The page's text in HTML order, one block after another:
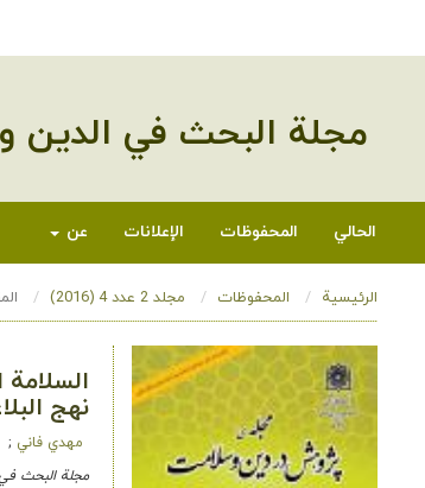
مجلة البحث في الدین
الحالي المحفوظات الإعلانات عن
الرئيسية المحفوظات مجلد 2 عدد 4 (2016)
نهج
مهدي فاني
مجلة البحث